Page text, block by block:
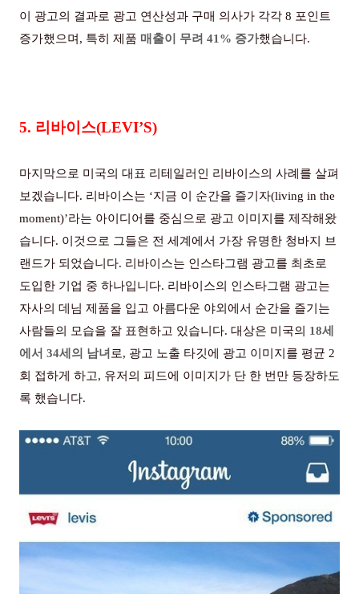
이 광고의 결과로 광고 연산성과 구매 의사가 각각 8 포인트
증가했으며 , 특히 제품 매출이 무려 41% 증가했습니다.
5. 리바이스(LEVI’S)
마지막으로 미국의 대표 리테일러인 리바이스의 사례를 살펴
보겠습니다. 리바이스는 ‘지금 이 순간을 즐기자(living in the
moment)’라는 아이디어를 중심으로 광고 이미지를 제작해왔
습니다. 이것으로 그들은 전 세계에서 가장 유명한 청바지 브
랜드가 되었습니다. 리바이스는 인스타그램 광고를 최초로
도입한 기업 중 하나입니다. 리바이스의 인스타그램 광고는
자사의 데님 제품을 입고 아름다운 야외에서 순간을 즐기는
사람들의 모습을 잘 표현하고 있습니다. 대상은 미국의 18세
에서 34세의 남녀 로, 광고 노출 타깃에 광고 이미지를 평균 2
회 접하게 하고, 유저의 피드에 이미지가 단 한 번만 등장하도
록 했습니다.